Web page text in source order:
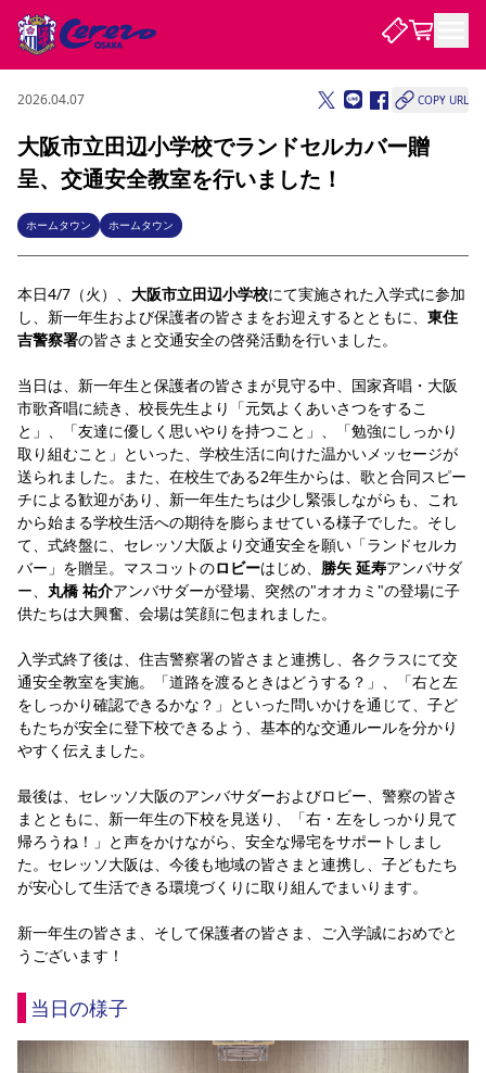
試合・チーム
試合について
試合日程 / 結果 順位表
チームについて
選手・スタッフ スケジュール メディア情報 アクセス レディース
アカデミー ハナサカプレーヤー 歴代所属選手
観戦する
チケット
チケット情報 販売スケジュール 価格・席種 購入方法
シーズンシート
法人シーズンシート 福祉サービス
団体チケット
特定興行入場券
譲渡サービス リセールサービス
初めて観戦ガイド キッズ向けサービス グルメ マッチデープログラム
観戦マナー&ルール
ビジターサポーター観戦ガイド 公式アプリ
スタジアム
YANMAR HANASAKA STADIUM
DAZNで観戦
DAZNで観戦
アウェイツアー
アウェイツアー
よくある質問
よくある質問
クラブを知る
セレッソ大阪について
サポートする
パートナー企業募集中 セレッソ大阪VISAカード
サポートスタッフ
セレッソアイデアちょうだいな 応援商店街
Lise（ライセンスビジネス）
サステナビリティ
サステナビリティポリシー SDGsのゴール インパクトレポート
活動レポート
SPORT POSITIVE LEAGUES 取り組み実績
スポーツクラブ
スポーツクラブ
関連団体/施設
長居公園 セレッソフットサルパーク
セレッソフットサルパーク長居
セレッソスポーツパーク舞洲
大人のサッカースクール
その他スポーツクラブ
ファンクラブ
ファンクラブ
SAKURA SOCIO 招待券引換方法 まいセレチケット
会員規定
婚姻届・出生届・命名書
ニュース
ニュース
すべて チーム グッズ チケット イベント
ファンクラブ
ホームタウン パートナー スポーツクラブ メディア 30周年
レディース
アカデミー
2026.04.07 COPY URL
大阪市立田辺小学校でランドセルカバー贈
呈、交通安全教室を行いました！
ホームタウン ホームタウン
本日4/7（火）、 大阪市立田辺小学校にて実施された入学式に参加
し、新一年生および保護者の皆さまをお迎えするとともに、 東住
吉警察署の皆さまと交通安全の啓発活動を行いました。
当日は、新一年生と保護者の皆さまが見守る中、国家斉唱・大阪
市歌斉唱に続き、校長先生より「元気よくあいさつをするこ
と」、「友達に優しく思いやりを持つこと」、「勉強にしっかり
取り組むこと」といった、学校生活に向けた温かいメッセージが
送られました。また、在校生である2年生からは、歌と合同スピー
チによる歓迎があり、新一年生たちは少し緊張しながらも、これ
から始まる学校生活への期待を膨らませている様子でした。そし
て、式終盤に、セレッソ大阪より交通安全を願い「ランドセルカ
バー」を贈呈。マスコットのロビーはじめ、 勝矢 延寿アンバサダ
ー、 丸橋 祐介アンバサダーが登場、突然の"オオカミ"の登場に子
供たちは大興奮、会場は笑顔に包まれました。
入学式終了後は、住吉警察署の皆さまと連携し、各クラスにて交
通安全教室を実施。「道路を渡るときはどうする？」、「右と左
をしっかり確認できるかな？」といった問いかけを通じて、子ど
もたちが安全に登下校できるよう、基本的な交通ルールを分かり
やすく伝えました。
最後は、セレッソ大阪のアンバサダーおよびロビー、警察の皆さ
まとともに、新一年生の下校を見送り、「右・左をしっかり見て
帰ろうね！」と声をかけながら、安全な帰宅をサポートしまし
た。セレッソ大阪は、今後も地域の皆さまと連携し、子どもたち
が安心して生活できる環境づくりに取り組んでまいります。
新一年生の皆さま、そして保護者の皆さま、ご入学誠におめでと
うございます！
当日の様子